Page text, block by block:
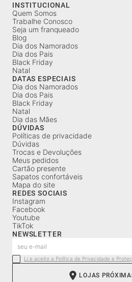
INSTITUCIONAL
Quem Somos
Trabalhe Conosco
Seja um franqueado
Blog
Dia dos Namorados
Dia dos Pais
Black Friday
Natal
DATAS ESPECIAIS
Dia dos Namorados
Dia dos Pais
Black Friday
Natal
Dia das Mães
DÚVIDAS
Políticas de privacidade
Dúvidas
Trocas e Devoluções
Meus pedidos
Cartão presente
Sapatos confortáveis
Mapa do site
REDES SOCIAIS
Instagram
Facebook
Youtube
TikTok
NEWSLETTER
Li e aceito a Política de Privacidade e
LOJAS